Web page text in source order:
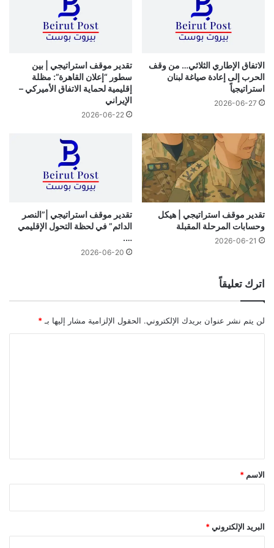
بنيامين نتنياهو بتنفيذ المتّفق عليه. مع العلم أن واشنطن ستكون
حتماً إلى جانب “إسرائيل” في حال توسّعت الحرب مع حزب الله، قد
تستبق حارة حريك الحرب الموسّعة بالمغامرة بتنفيذ عملية في
الداخل “الإسرائيلي” بإرسال مئات العناصر إلى إحدى المناطق، لكن
هذه المغامرة لن تستمر طويلاً، إلا أنها ستُحقق أهدافها المعنوية
والإعلامية للحزب، بعدما ترد “إسرائيل” بشكل عنيف ضد لبنان.
نسخ الرابط
الاتفاق الإطاري الثلاثي… من وقف
الحرب إلى إعادة صياغة لبنان
استراتيجياً
2026-06-27
تقدير موقف استراتيجي | بين
سطور “إعلان القاهرة”: مظلة
إقليمية لحماية الاتفاق الأميركي –
الإيراني
2026-06-22
تقدير موقف استراتيجي | هيكل
وحسابات المرحلة المقبلة
2026-06-21
تقدير موقف استراتيجي |”النصر
الدائم” في لحظة التحول الإقليمي
….
2026-06-20
اترك تعليقاً
لن يتم نشر عنوان بريدك الإلكتروني. الحقول الإلزامية مشار إليها بـ *
*
الاسم *
البريد الإلكتروني*